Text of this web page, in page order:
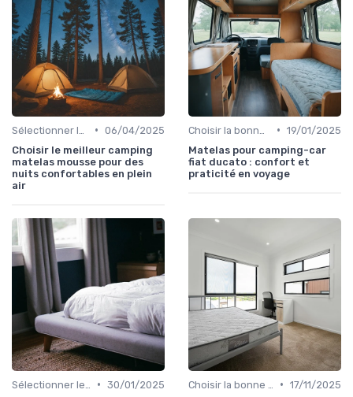
• 06/04/2025
Choisir le meilleur camping
matelas mousse pour des
nuits confortables en plein
air
• 19/01/2025
Matelas pour camping-car
fiat ducato : confort et
praticité en voyage
• 30/01/2025
• 17/11/2025